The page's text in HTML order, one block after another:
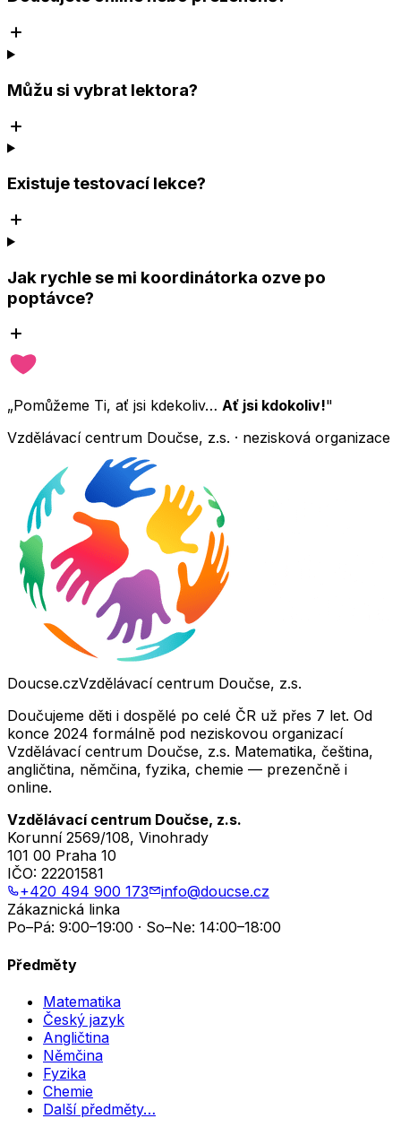
Můžu si vybrat lektora?
Existuje testovací lekce?
Jak rychle se mi koordinátorka ozve po
poptávce?
„Pomůžeme Ti, ať jsi kdekoliv… Ať jsi kdokoliv!"
Vzdělávací centrum Doučse, z.s. · nezisková organizace
Doucse.czVzdělávací centrum Doučse, z.s.
Doučujeme děti i dospělé po celé ČR už přes 7 let. Od
konce 2024 formálně pod neziskovou organizací
Vzdělávací centrum Doučse, z.s. Matematika, čeština,
angličtina, němčina, fyzika, chemie — prezenčně i
online.
Vzdělávací centrum Doučse, z.s.
Korunní 2569/108, Vinohrady
101 00 Praha 10
IČO: 22201581
+420 494 900 173
info@doucse.cz
Zákaznická linka
Po–Pá: 9:00–19:00 · So–Ne: 14:00–18:00
Předměty
Matematika
Český jazyk
Angličtina
Němčina
Fyzika
Chemie
Další předměty…